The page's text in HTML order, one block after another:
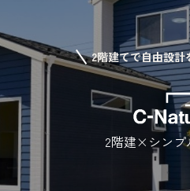
2階建てで自由設計
2階建×シンプ